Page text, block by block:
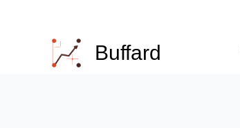
Buffard